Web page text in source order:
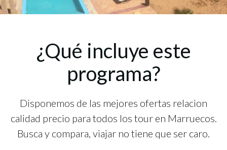
¿Qué incluye este
programa?
Disponemos de las mejores ofertas relacion
calidad precio para todos los tour en Marruecos.
Busca y compara, viajar no tiene que ser caro.